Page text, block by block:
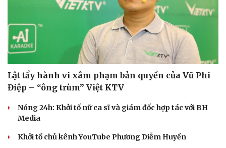
Lật tẩy hành vi xâm phạm bản quyền của Vũ Phi
Điệp – “ông trùm” Việt KTV
Nóng 24h: Khởi tố nữ ca sĩ và giám đốc hợp tác với BH
Media
Khởi tố chủ kênh YouTube Phương Diễm Huyền